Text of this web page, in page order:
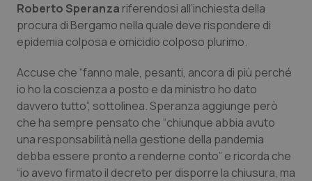
Campania
Emilia-Romagna
Friuli Venezia Giulia
Lazio
Liguria
Car-T
Colesterolo & coronaropatie
Dermatite Atopica
Diabete & glucometri
Disturbi dell’umore
Roberto Speranza riferendosi all’inchiesta della
procura di Bergamo nella quale deve rispondere di
epidemia colposa e omicidio colposo plurimo.
Accuse che “fanno male, pesanti, ancora di più perché
io ho la coscienza a posto e da ministro ho dato
davvero tutto”, sottolinea. Speranza aggiunge però
che ha sempre pensato che “chiunque abbia avuto
una responsabilità nella gestione della pandemia
debba essere pronto a renderne conto” e ricorda che
“io avevo firmato il decreto per disporre la chiusura, ma